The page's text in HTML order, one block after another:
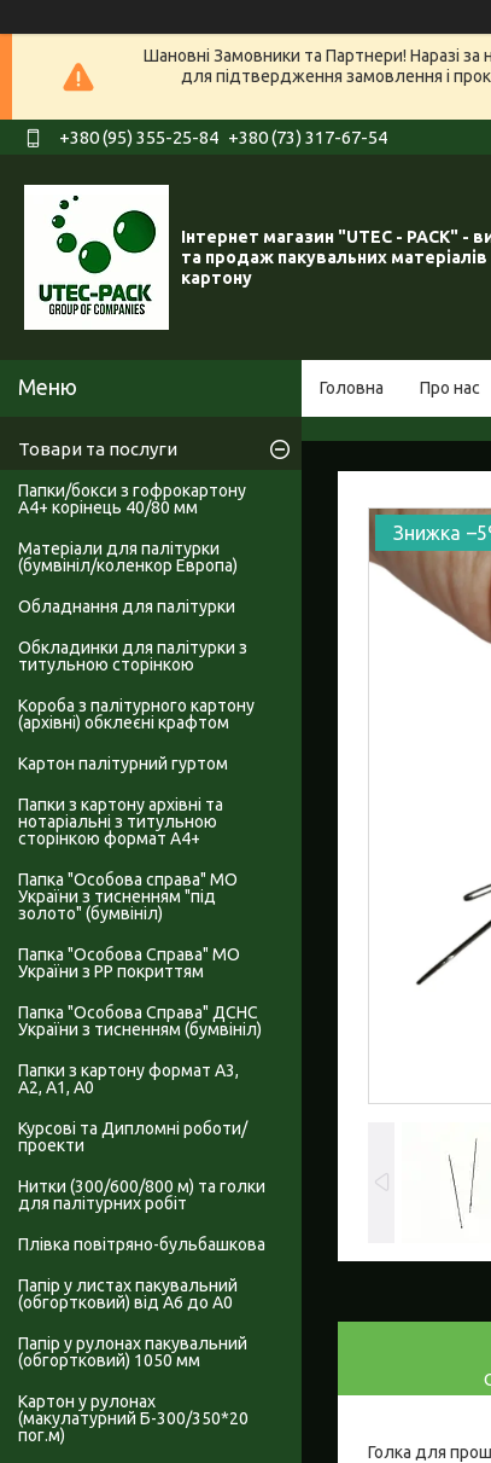
Шановні Замовники та Партнери! Наразі
для підтвердження замовлення і
+380 (95) 355-25-84 +380 (73) 317-67-54
Інтернет магазин "UTEC - PACK" -
та продаж пакувальних матеріалів
картону
Головна Про нас
Голка для
Товари та послуги
Папки/бокси з гофрокартону
А4+ корінець 40/80 мм
Матеріали для палітурки
(бумвініл/коленкор Европа)
Обладнання для палітурки
Обкладинки для палітурки з
титульною сторінкою
Короба з палітурного картону
(архівні) обклеєні крафтом
Картон палітурний гуртом
Папки з картону архівні та
нотаріальні з титульною
сторінкою формат А4+
Папка "Особова справа" МО
України з тисненням "під
золото" (бумвініл)
Папка "Особова Справа" МО
України з PP покриттям
Папка "Особова Справа" ДСНС
України з тисненням (бумвініл)
Папки з картону формат А3,
А2, А1, А0
Курсові та Дипломні роботи/
проекти
Нитки (300/600/800 м) та голки
для палітурних робіт
Плівка повітряно-бульбашкова
Папір у листах пакувальний
(обгортковий) від А6 до А0
Папір у рулонах пакувальний
(обгортковий) 1050 мм
Картон у рулонах
(макулатурний Б-300/350*20
пог.м)